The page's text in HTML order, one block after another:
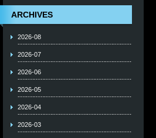
ARCHIVES
2026-08
2026-07
2026-06
2026-05
2026-04
2026-03